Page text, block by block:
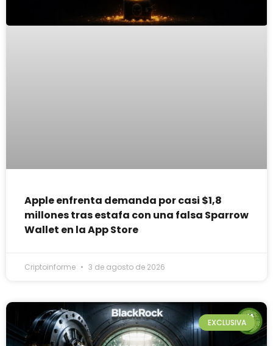
Apple enfrenta demanda por casi $1,8
millones tras estafa con una falsa Sparrow
Wallet en la App Store
Criptoinforme 3 de agosto de 2026
EXCLUSIVA